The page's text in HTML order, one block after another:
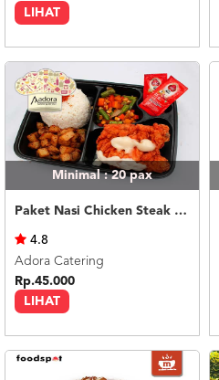
TERMS
CALL
CENTER
021
5091
3494
DAFTAR
LIHAT
Minimal : 20pax
Paket Nasi Chicken Steak Mayo
LIHAT
4.8
Adora Catering
Rp.45.000